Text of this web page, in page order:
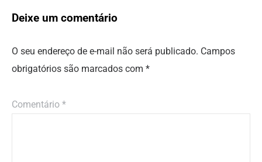
Deixe um comentário
O seu endereço de e-mail não será publicado. Campos
obrigatórios são marcados com *
Comentário *